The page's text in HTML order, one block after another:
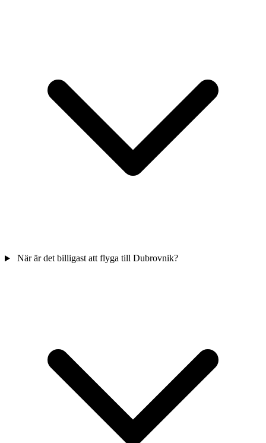
När är det billigast att flyga till Dubrovnik?